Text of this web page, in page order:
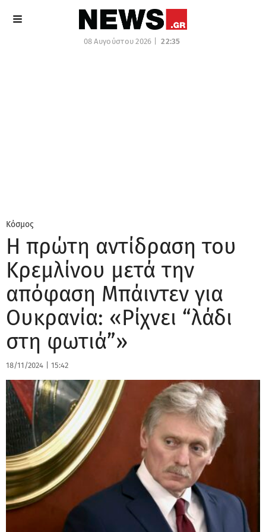
08 Αυγούστου 2026 | 22:35
Κόσμος
Η πρώτη αντίδραση του
Κρεμλίνου μετά την
απόφαση Μπάιντεν για
Ουκρανία: «Ρίχνει “λάδι
στη φωτιά”»
18/11/2024 15:42